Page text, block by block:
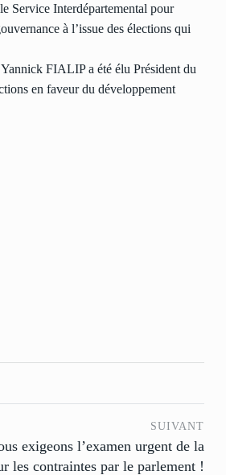
Service Interdépartemental pour
à l’issue des élections qui
FIALIP a été élu Président du
en faveur du développement
SUIVANT
exigeons l’examen urgent de la
les contraintes par le parlement !